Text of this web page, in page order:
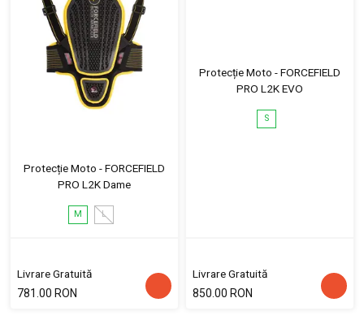
Protecție Moto - FORCEFIELD
PRO L2K Dame
M L
Livrare Gratuită
781.00 RON
Protecție Moto - FORCEFIELD
PRO L2K EVO
S
Livrare Gratuită
850.00 RON